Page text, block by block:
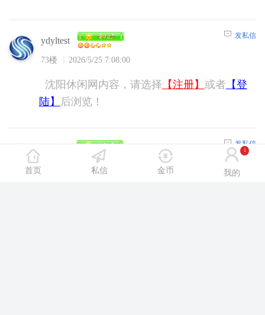
ydyltest
73楼 2026/5/25 7:08:00
发私信
沈阳休闲网内容，请选择 【注册】 或者 【登
陆】
后浏览！
74楼 2026/5/26 12:37:00
发私信
首页 私信 金币 我的
1